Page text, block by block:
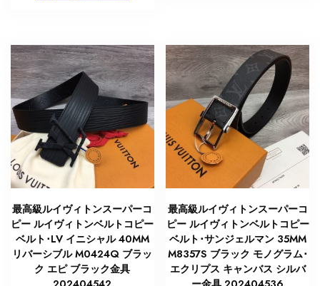
最高級ルイヴィトンスーパーコ
ピー ルイヴィトンベルトコピー
ベルト･LV イニシャル 40MM
リバーシブル M0424Q ブラッ
ク エピ ブラック金具
最高級ルイヴィトンスーパーコ
ピー ルイヴィトンベルトコピー
ベルト･サンジェルマン 35MM
M8357S ブラック モノグラム･
エクリプス キャンバス シルバ